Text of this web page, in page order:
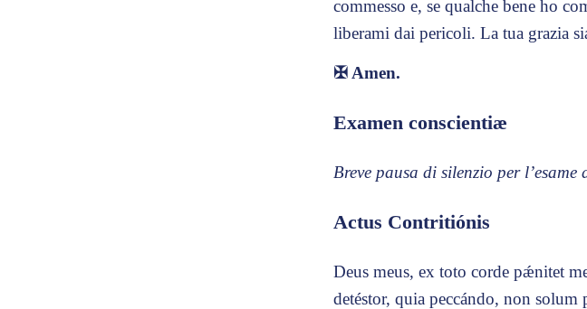
commesso e, se qualche bene ho
liberami dai pericoli. La tua grazia
✠ Amen.
Examen conscientiæ
Breve pausa di silenzio per
Actus Contritiónis
Deus meus, ex toto corde pǽnitet
detéstor, quia peccándo, non solum